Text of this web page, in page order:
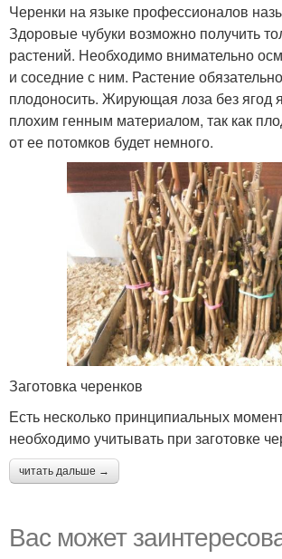
Черенки на языке профессионалов
Здоровые чубуки возможно получить
растений. Необходимо внимательно
и соседние с ним. Растение
плодоносить. Жирующая лоза без ягод
плохим генным материалом, так как
от ее потомков будет немного.
Заготовка черенков
Есть несколько принципиальных
необходимо учитывать при заготовке
читать дальше →
Вас может